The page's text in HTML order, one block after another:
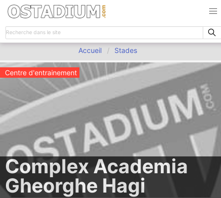
Accueil Stades
Centre d'entrainement
Complex Academia
Gheorghe Hagi